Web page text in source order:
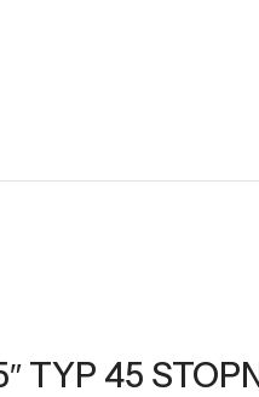
TYP 45